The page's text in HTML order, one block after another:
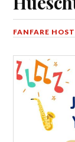
FANFARE